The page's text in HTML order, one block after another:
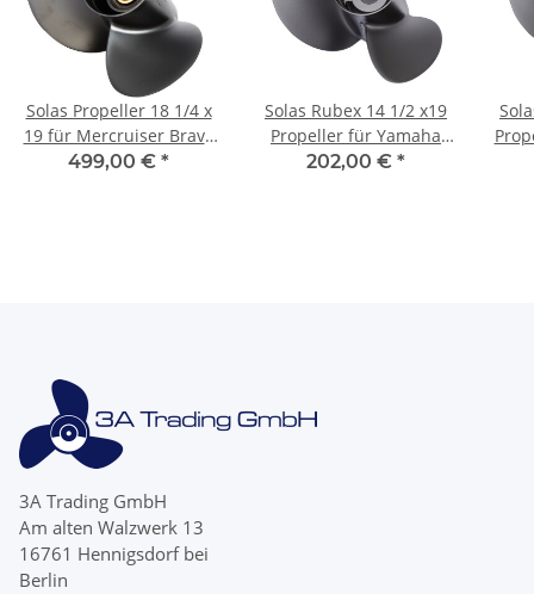
Solas Propeller 18 1/4 x
19 für Mercruiser Bravo
2 Two II 19 Zähnen
499,00 € *
Solas Rubex 14 1/2 x19
Propeller für Yamaha
150 175 200 225 250 300
202,00 € *
3A Trading GmbH
Am alten Walzwerk 13
16761 Hennigsdorf bei
Berlin